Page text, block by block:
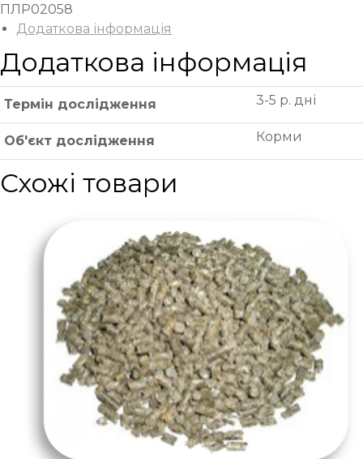
ПЛР02058
Додаткова інформація
Додаткова інформація
Термін дослідження 3-5 р. дні
Об'єкт дослідження Корми
Схожі товари